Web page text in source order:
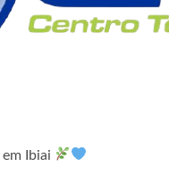
Ibiai